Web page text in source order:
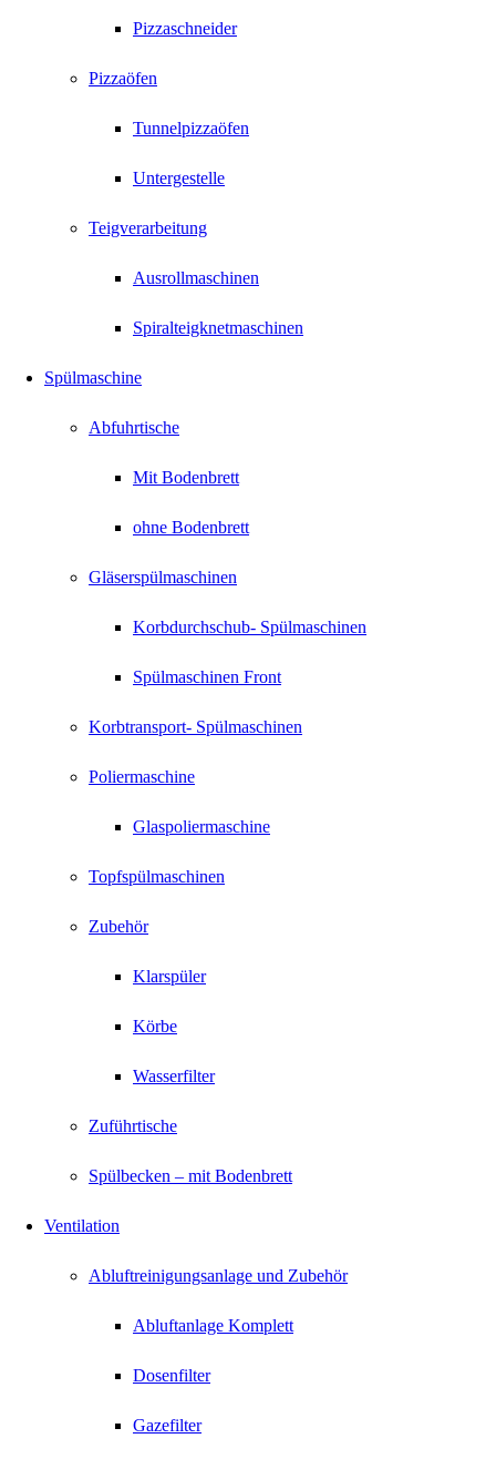
Pizzaschneider
Pizzaöfen
Tunnelpizzaöfen
Untergestelle
Teigverarbeitung
Ausrollmaschinen
Spiralteigknetmaschinen
Spülmaschine
Abfuhrtische
Mit Bodenbrett
ohne Bodenbrett
Gläserspülmaschinen
Korbdurchschub- Spülmaschinen
Spülmaschinen Front
Korbtransport- Spülmaschinen
Poliermaschine
Glaspoliermaschine
Topfspülmaschinen
Zubehör
Klarspüler
Körbe
Wasserfilter
Zuführtische
Spülbecken – mit Bodenbrett
Ventilation
Abluftreinigungsanlage und Zubehör
Abluftanlage Komplett
Dosenfilter
Gazefilter